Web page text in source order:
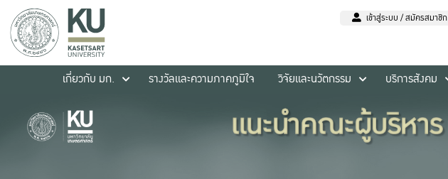
เข้าสู่ระบบ / สมัครสมาชิก
เกี่ยวกับ มก.
รางวัลและความภาคภูมิใจ วิจัยและนวัตกรรม บริการสังคม